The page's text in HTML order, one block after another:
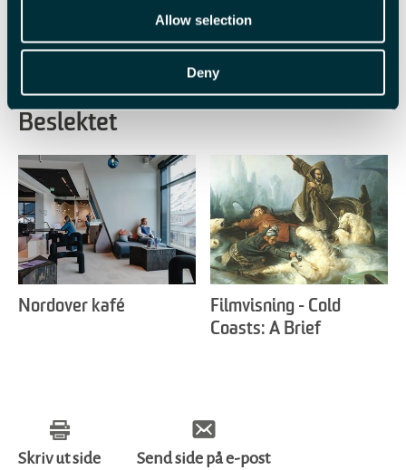
Allow selection
Deny
åpningstider.
Beslektet
Nordover kafé
Filmvisning - Cold
Coasts: A Brief
Skriv ut side Send side på e-post